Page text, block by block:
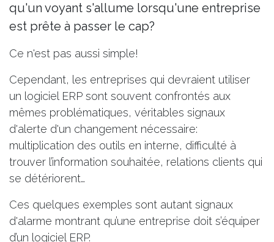
qu'un voyant s'allume lorsqu'une entreprise
est prête à passer le cap?
Ce n'est pas aussi simple!
Cependant, les entreprises qui devraient utiliser
un logiciel ERP sont souvent confrontés aux
mêmes problématiques, véritables signaux
d'alerte d'un changement nécessaire:
multiplication des outils en interne, difficulté à
trouver l’information souhaitée, relations clients qui
se détériorent…
Ces quelques exemples sont autant signaux
d'alarme montrant qu’une entreprise doit s’équiper
d’un logiciel ERP.